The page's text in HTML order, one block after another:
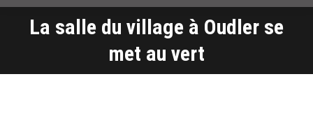
La salle du village à Oudler se
met au vert
Vous êtes ici :